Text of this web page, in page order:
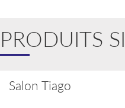
PRODUITS
Salon Tiago